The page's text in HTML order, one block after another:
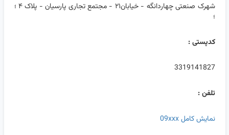
شهرک صنعتی چهاردانگه - خیابان۲۱ - مجتمع تجاری پارسیان - پلاک ۴ ؛
؛
کدپستی :
3319141827
تلفن :
نمایش کامل 09xxx